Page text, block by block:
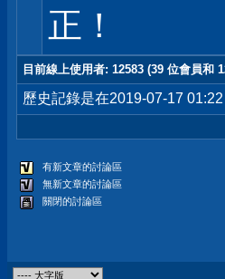
正！
目前線上使用者: 12583 (39 位會員和
歷史記錄是在2019-07-17
有新文章的討論區
無新文章的討論區
關閉的討論區